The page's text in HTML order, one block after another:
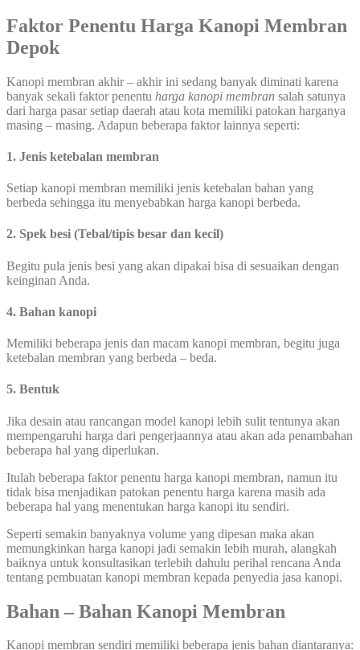
Faktor Penentu Harga Kanopi Membran
Depok
Kanopi membran akhir – akhir ini sedang banyak diminati karena
banyak sekali faktor penentu harga kanopi membran salah satunya
dari harga pasar setiap daerah atau kota memiliki patokan harganya
masing – masing. Adapun beberapa faktor lainnya seperti:
1. Jenis ketebalan membran
Setiap kanopi membran memiliki jenis ketebalan bahan yang
berbeda sehingga itu menyebabkan harga kanopi berbeda.
2. Spek besi (Tebal/tipis besar dan kecil)
Begitu pula jenis besi yang akan dipakai bisa di sesuaikan dengan
keinginan Anda.
4. Bahan kanopi
Memiliki beberapa jenis dan macam kanopi membran, begitu juga
ketebalan membran yang berbeda – beda.
5. Bentuk
Jika desain atau rancangan model kanopi lebih sulit tentunya akan
mempengaruhi harga dari pengerjaannya atau akan ada penambahan
beberapa hal yang diperlukan.
Itulah beberapa faktor penentu harga kanopi membran, namun itu
tidak bisa menjadikan patokan penentu harga karena masih ada
beberapa hal yang menentukan harga kanopi itu sendiri.
Seperti semakin banyaknya volume yang dipesan maka akan
memungkinkan harga kanopi jadi semakin lebih murah, alangkah
baiknya untuk konsultasikan terlebih dahulu perihal rencana Anda
tentang pembuatan kanopi membran kepada penyedia jasa kanopi.
Bahan – Bahan Kanopi Membran
Kanopi membran sendiri memiliki beberapa jenis bahan diantaranya: